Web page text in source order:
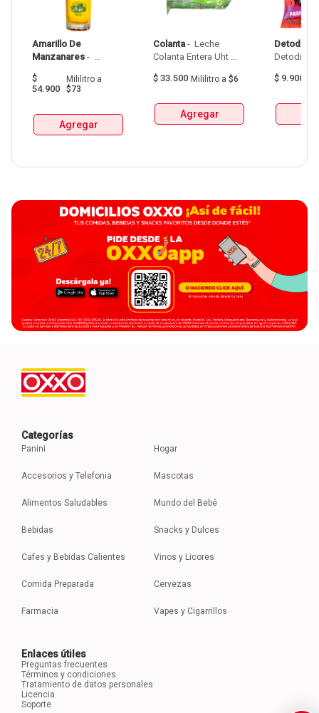
Amarillo De
Manzanares -
De Manzanares
$
54.900
Mililitroa
$73
Agregar
Colanta - Leche
Colanta Entera Uht
$ 33.500 Mililitro a $6
Agregar
Detodito
$ 9.900
Categorías
Panini
Accesorios y Telefonia
Alimentos Saludables
Bebidas
Cafes y Bebidas Calientes
Comida Preparada
Farmacia
Hogar
Mascotas
Mundo del Bebé
Snacks y Dulces
Vinos y Licores
Cervezas
Vapes y Cigarrillos
Enlaces útiles
Preguntas frecuentes
Términos y condiciones
Tratamiento de datos personales
Licencia
Soporte